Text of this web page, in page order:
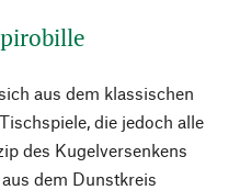
aus dem klassischen
die jedoch alle
des Kugelversenkens
dem Dunstkreis